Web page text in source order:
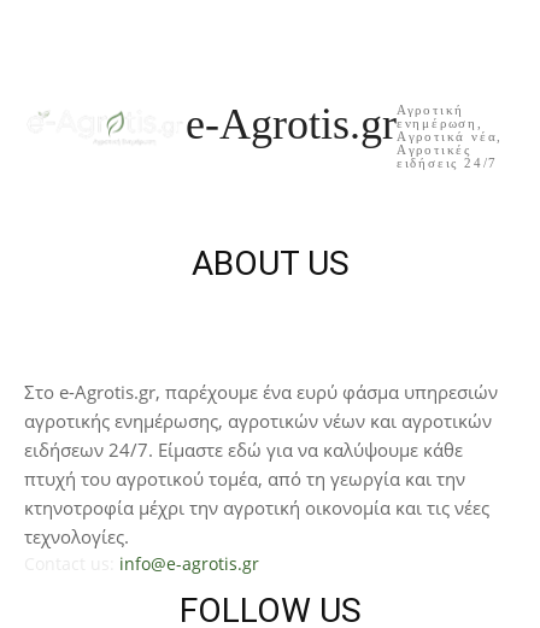
e-Agrotis.grΑγροτική
ενημέρωση,
Aγροτικά νέα,
Aγροτικές
ειδήσεις 24/7
ABOUT US
Στο e-Agrotis.gr, παρέχουμε ένα ευρύ φάσμα υπηρεσιών
αγροτικής ενημέρωσης, αγροτικών νέων και αγροτικών
ειδήσεων 24/7. Είμαστε εδώ για να καλύψουμε κάθε
πτυχή του αγροτικού τομέα, από τη γεωργία και την
κτηνοτροφία μέχρι την αγροτική οικονομία και τις νέες
τεχνολογίες.
info@e-agrotis.gr
FOLLOW US